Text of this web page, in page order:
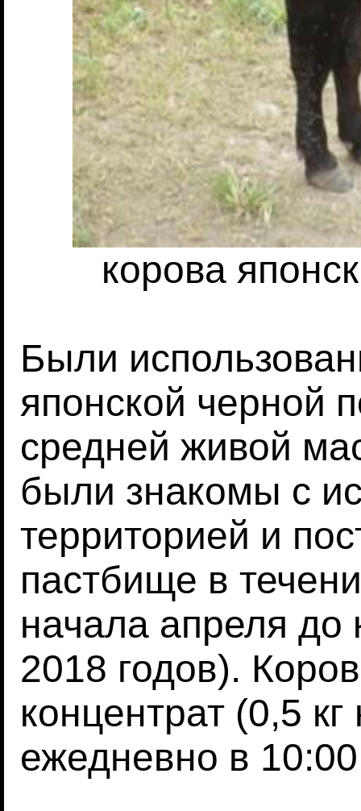
корова
Были
японской черной
средней живой
были знакомы с
территорией и
пастбище в
начала апреля до
2018 годов).
концентрат (0,5
ежедневно в